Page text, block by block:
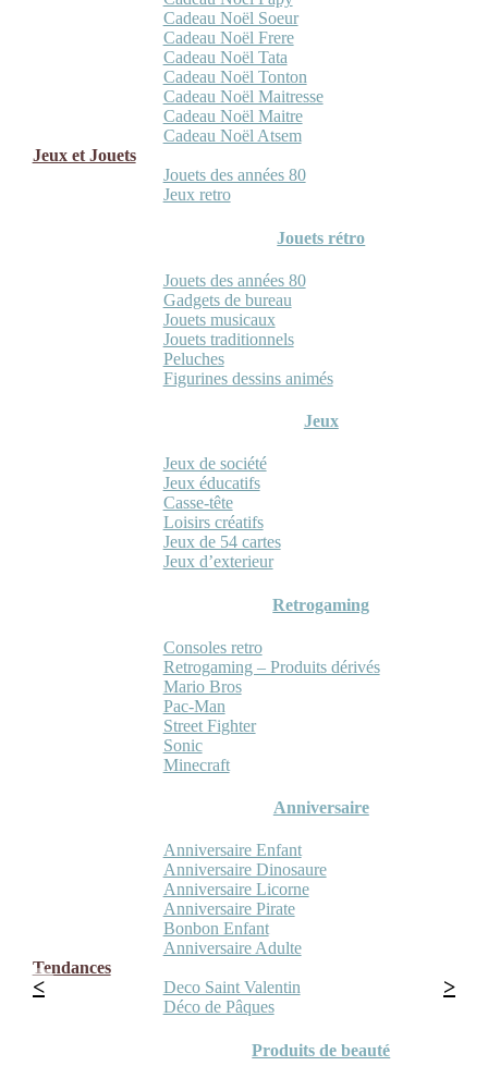
Cadeau Noël Soeur
Cadeau Noël Frere
Cadeau Noël Tata
Cadeau Noël Tonton
Cadeau Noël Maitresse
Cadeau Noël Maitre
Cadeau Noël Atsem
Jeux et Jouets
Jouets des années 80
Jeux retro
Jouets rétro
Jouets des années 80
Gadgets de bureau
Jouets musicaux
Jouets traditionnels
Peluches
Figurines dessins animés
Jeux
Jeux de société
Jeux éducatifs
Casse-tête
Loisirs créatifs
Jeux de 54 cartes
Jeux d’exterieur
Retrogaming
Consoles retro
Retrogaming – Produits dérivés
Mario Bros
Pac-Man
Street Fighter
Sonic
Minecraft
Anniversaire
Anniversaire Enfant
Anniversaire Dinosaure
Anniversaire Licorne
Anniversaire Pirate
Bonbon Enfant
Anniversaire Adulte
Tendances
Deco Saint Valentin
Déco de Pâques
Produits de beauté